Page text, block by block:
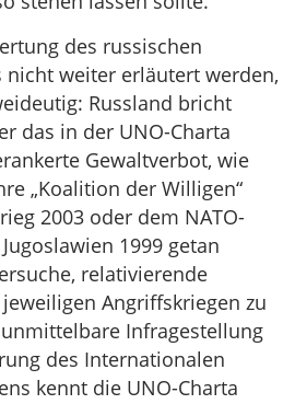
des russischen
nicht weiter erläutert werden,
Russland bricht
das in der UNO-Charta
Gewaltverbot, wie
„Koalition der Willigen“
2003 oder dem NATO-
1999 getan
relativierende
Angriffskriegen zu
Infragestellung
des Internationalen
kennt die UNO-Charta